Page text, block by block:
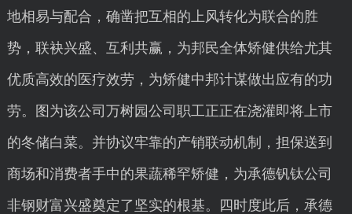
地相易与配合，确凿把互相的上风转化为联合的胜
势，联袂兴盛、互利共赢，为邦民全体矫健供给尤其
优质高效的医疗效劳，为矫健中邦计谋做出应有的功
劳。图为该公司万树园公司职工正正在浇灌即将上市
的冬储白菜。并协议牢靠的产销联动机制，担保送到
商场和消费者手中的果蔬稀罕矫健，为承德钒钛公司
非钢财富兴盛奠定了坚实的根基。四时度此后，承德